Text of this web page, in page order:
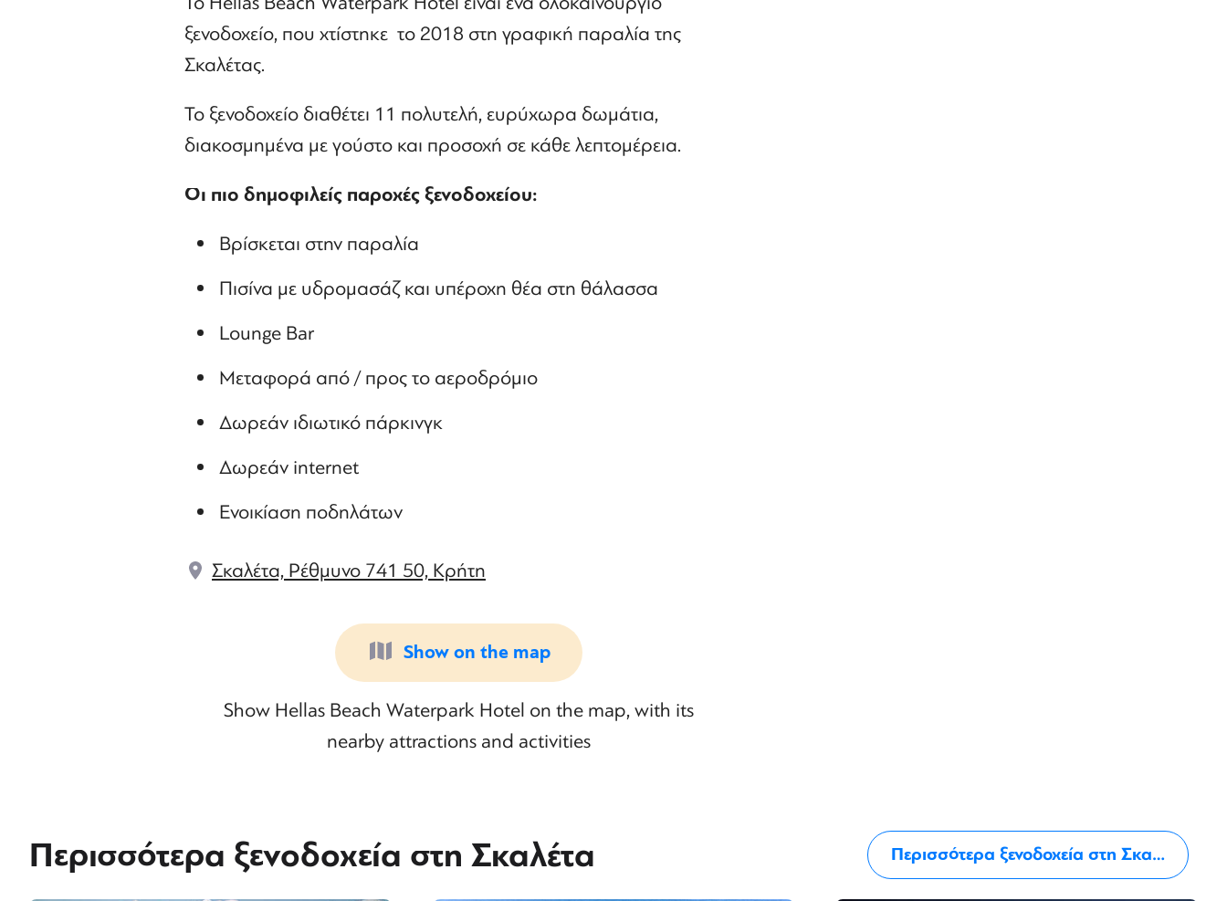
ξενοδοχείο, που χτίστηκε το 2018 στη γραφική παραλία της
Σκαλέτας.
Το ξενοδοχείο διαθέτει 11 πολυτελή, ευρύχωρα δωμάτια,
διακοσμημένα με γούστο και προσοχή σε κάθε λεπτομέρεια.
Οι πιο δημοφιλείς παροχές ξενοδοχείου:
Βρίσκεται στην παραλία
Πισίνα με υδρομασάζ και υπέροχη θέα στη θάλασσα
Lounge Bar
Μεταφορά από / προς το αεροδρόμιο
Δωρεάν ιδιωτικό πάρκινγκ
Δωρεάν internet
Ενοικίαση ποδηλάτων
Σκαλέτα, Ρέθμυνο 741 50, Κρήτη
Show on the map
Show Hellas Beach Waterpark Hotel on the map, with its
nearby attractions and activities
Περισσότερα ξενοδοχεία στη Σκαλέτα Περισσότερα ξενοδοχεία στη Σκαλέτα